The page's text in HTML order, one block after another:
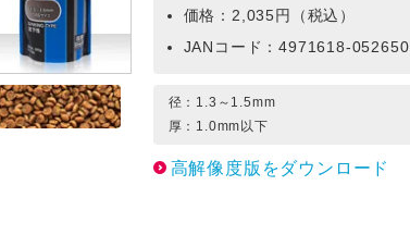
価格：2,035円（税込）
JANコード：4971618-052650
径：1.3～1.5mm
厚：1.0mm以下
高解像度版をダウンロード